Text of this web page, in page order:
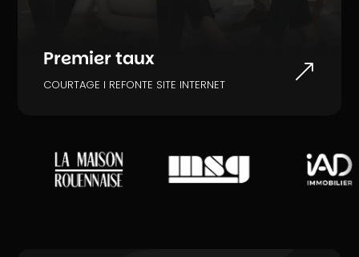
Premier taux
COURTAGE I REFONTE SITE INTERNET
&